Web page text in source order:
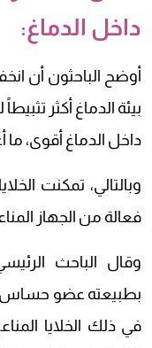
داخل الدماغ:
أوضح الباحثون أن
بيئة الدماغ أكثر
داخل الدماغ أقوى، ما
وبالتالي، تمكنت
فعالة من الجهاز
وقال الباحث
بطبيعته عضو حساس
في ذلك الخلايا